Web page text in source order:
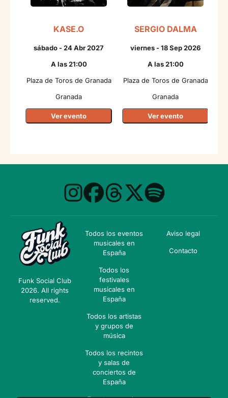
KASE.O
sábado - 24 Abr 2027
A las 21:00
Plaza de Toros de Granada
Granada
Ver evento
SERGIO DALMA
viernes - 18 Sep 2026
A las 21:00
Plaza de Toros de Granada
Granada
Ver evento
Funk Social Club
2026. All rights
reserved.
Todos los eventos
musicales en
España
Todos los
festivales
musicales en
España
Todos los artistas
y grupos de
música
Todos los recintos
y salas de
conciertos de
España
Aviso legal
Contacto